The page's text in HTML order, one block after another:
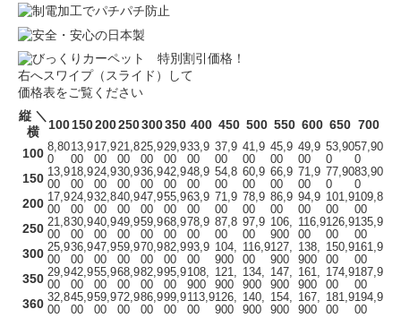
右へスワイプ（スライド）して
価格表をご覧ください
縦 ＼
横
100150200250300350 400 450 500 550 600 650 700
100 8,80
0
13,9
00
17,9
00
21,8
00
25,9
00
29,9
00
33,9
00
37,9
00
41,9
00
45,9
00
49,9
00
53,90
0
57,90
0
150 13,9
00
18,9
00
24,9
00
30,9
00
36,9
00
42,9
00
48,9
00
54,8
00
60,9
00
66,9
00
71,9
00
77,90
0
83,90
0
200 17,9
00
24,9
00
32,8
00
40,9
00
47,9
00
55,9
00
63,9
00
71,9
00
78,9
00
86,9
00
94,9
00
101,9
00
109,8
00
250 21,8
00
30,9
00
40,9
00
49,9
00
59,9
00
68,9
00
78,9
00
87,8
00
97,9
00
106,
900
116,9
00
126,9
00
135,9
00
300 25,9
00
36,9
00
47,9
00
59,9
00
70,9
00
82,9
00
93,9
00
104,
900
116,9
00
127,
900
138,
900
150,9
00
161,9
00
350 29,9
00
42,9
00
55,9
00
68,9
00
82,9
00
95,9
00
108,
900
121,
900
134,
900
147,
900
161,
900
174,9
00
187,9
00
360 32,8
00
45,9
00
59,9
00
72,9
00
86,9
00
99,9
00
113,9
00
126,
900
140,
900
154,
900
167,
900
181,9
00
194,9
00